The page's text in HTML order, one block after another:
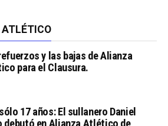
y las bajas de Alianza
para el Clausura.
17 años: El sullanero Daniel
debutó en Alianza Atlético de